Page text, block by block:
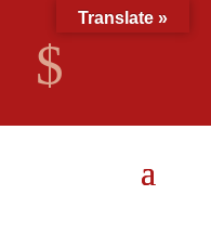
$
Translate »